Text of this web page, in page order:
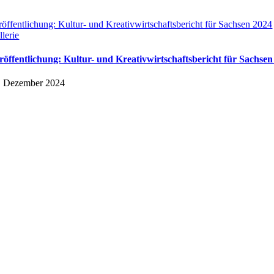
Kultur- und Kreativwirtschaftsbericht für Sachsen 2024
Kultur- und Kreativwirtschaftsbericht für Sachsen
Dezember 2024